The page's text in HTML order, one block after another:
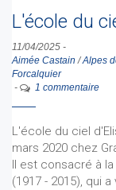
L'école du
11/04/2025 -
Aimée Castain /Alpes
Forcalquier
-
1 commentaire
L'école du ciel
mars 2020 chez
Il est consacré à
(1917 - 2015), qui